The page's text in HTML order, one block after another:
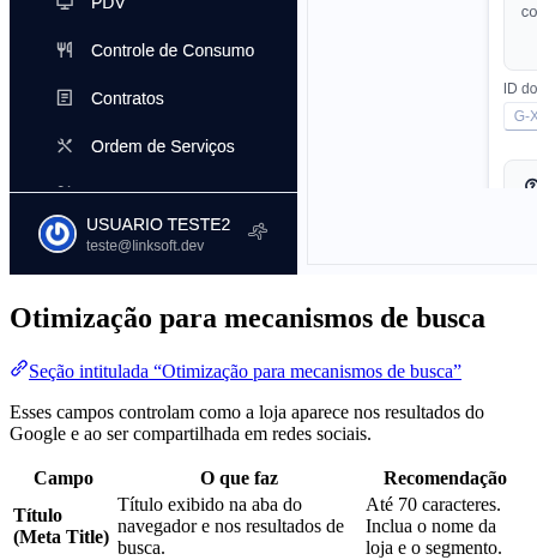
Otimização para mecanismos de busca
Seção intitulada “Otimização para mecanismos de busca”
Esses campos controlam como a loja aparece nos resultados do
Google e ao ser compartilhada em redes sociais.
Campo O que faz
Recomendação
Título
(Meta Title)
Título exibido na aba do
navegador e nos resultados de
busca.
Até 70 caracteres.
Inclua o nome da
loja e o segmento.